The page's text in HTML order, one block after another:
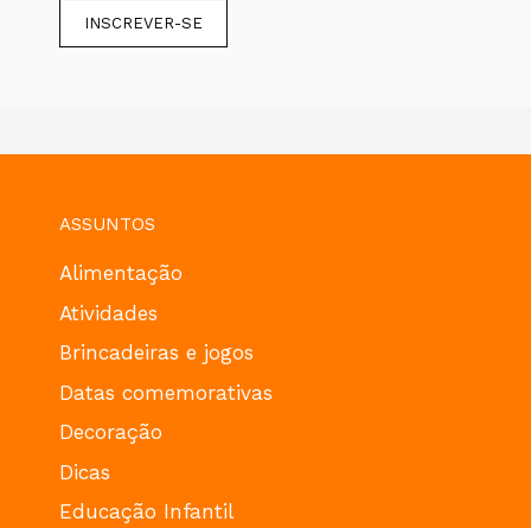
ASSUNTOS
Alimentação
Atividades
Brincadeiras e jogos
Datas comemorativas
Decoração
Dicas
Educação Infantil